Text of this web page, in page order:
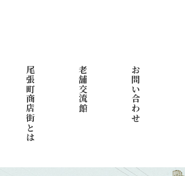
尾張町商店街とは 老舗交流館 お問い合わせ